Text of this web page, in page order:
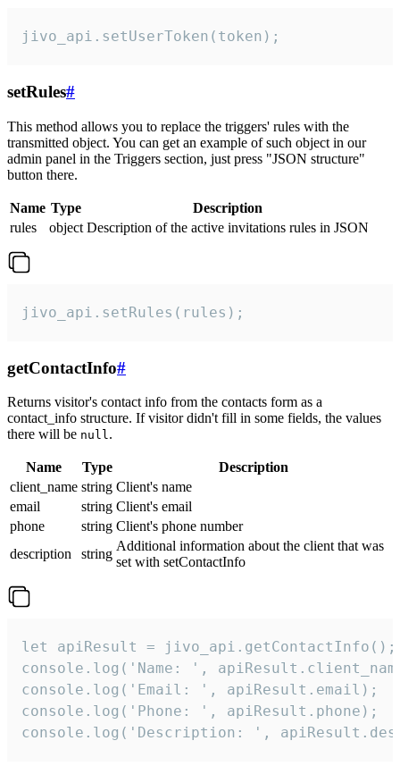
jivo_api.setUserToken(token);
setRules#
This method allows you to replace the triggers' rules with the
transmitted object. You can get an example of such object in our
admin panel in the Triggers section, just press "JSON structure"
button there.
Name Type
Description
rules
object Description of the active invitations rules in JSON
jivo_api.setRules(rules);
getContactInfo#
Returns visitor's contact info from the contacts form as a
contact_info structure. If visitor didn't fill in some fields, the values
there will be null.
Name Type
Description
client_name string Client's name
email
string Client's email
phone
string Client's phone number
description
string
Additional information about the client that was
set with setContactInfo
let apiResult = jivo_api.getContactInfo();
console.log('Name: ',
console.log('Email: ', apiResult.email);
console.log('Phone: ', apiResult.phone);
console.log('Description: ',